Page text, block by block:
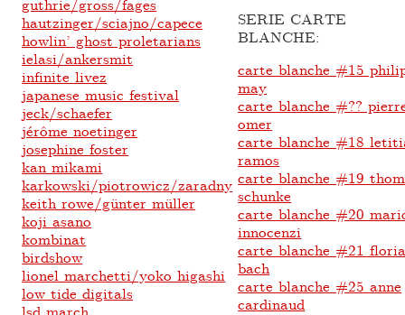
guthrie/gross/fages
hautzinger/sciajno/capece
howlin’ ghost proletarians
ielasi/ankersmit
infinite livez
japanese music festival
jeck/schaefer
jérôme noetinger
josephine foster
kan mikami
karkowski/piotrowicz/zaradny
keith rowe/günter müller
koji asano
kombinat
birdshow
lionel marchetti/yoko higashi
low tide digitals
SERIE CARTE
BLANCHE:
carte blanche #15
may
carte blanche #??
omer
carte blanche #18
ramos
carte blanche #19
schunke
carte blanche #20
innocenzi
carte blanche #21
bach
carte blanche #25 anne
cardinaud